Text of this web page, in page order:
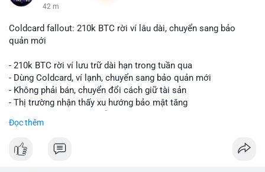
42 m
Coldcard fallout: 210k BTC rời ví lâu dài, chuyển sang bảo
quản mới
- 210k BTC rời ví lưu trữ dài hạn trong tuần qua
- Dùng Coldcard, ví lạnh, chuyển sang bảo quản mới
- Không phải bán, chuyển đổi cách giữ tài sản
- Thị trường nhận thấy xu hướng bảo mật tăng
Đọc thêm